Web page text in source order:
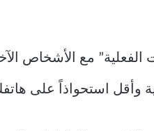
وأقل استحواذاً على